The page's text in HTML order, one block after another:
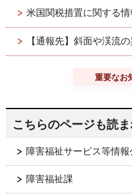
米国関税措置に関する
【通報先】斜面や渓流
重要なお
こちらのページも読
障害福祉サービス等情
障害福祉課